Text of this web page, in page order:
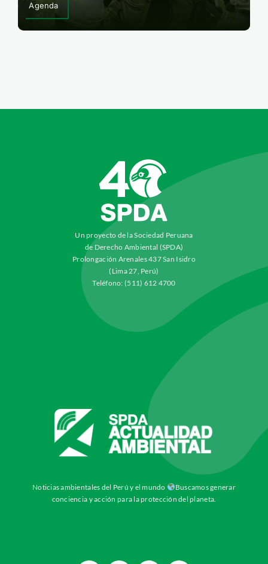
Agenda
Un proyecto de la Sociedad Peruana
de Derecho Ambiental (SPDA)
Prolongación Arenales 437 San Isidro
(Lima 27, Perú)
Teléfono: (511) 612 4700
Noticias ambientales del Perú y el mundo
Buscamos generar
conciencia y acción para la protección del planeta.